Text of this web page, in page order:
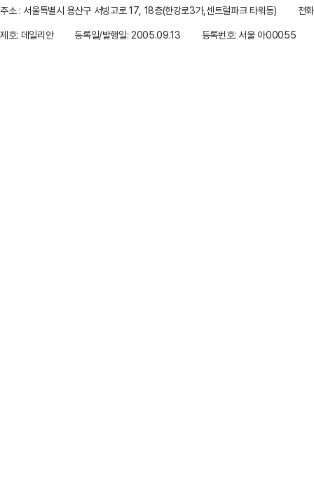
주소 : 서울특별시 용산구 서빙고로 17, 18층(한강로3가,센트럴파크 타워동)
전
제호: 데일리안
등록일/발행일: 2005.09.13 등록번호: 서울 아00055